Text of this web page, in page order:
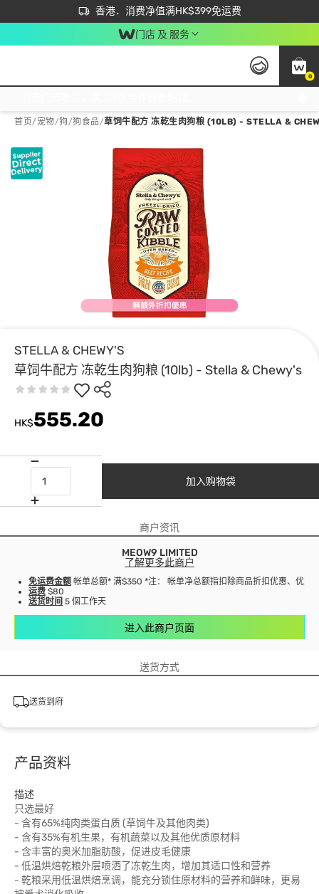
香港．消费净值满HK$399免运费
立即成为易赏钱会员尽享独家优惠
首次APP下单买满$450 输入 NEWAPP 即减$50
门店 及 服务
0
首页/ 宠物/狗/狗食品/草饲牛配方 冻乾生肉狗粮 (10LB) - STELLA &
STELLA & CHEWY'S
草饲牛配方 冻乾生肉狗粮 (10lb) - Stella & Chewy's
HK$555.20
加入购物袋
商户资讯
MEOW9 LIMITED
了解更多此商户
免运费金额 帐单总额* 满$350 *注： 帐单净总额指扣除商品折扣优惠、优惠
运费 $80
送货时间 5 個工作天
进入此商户页面
送货方式
送货到府
产品资料
描述
只选最好
- 含有65%纯肉类蛋白质 (草饲牛及其他肉类)
- 含有35%有机生果，有机蔬菜以及其他优质原材料
- 含丰富的奥米加脂肪酸，促进皮毛健康
- 低温烘焙乾粮外层喷洒了冻乾生肉，增加其适口性和营养
- 乾粮采用低温烘焙烹调，能充分锁住原材料的营养和鲜味，更易